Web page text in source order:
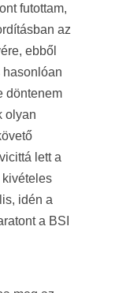
futottam,
az
ebből
hasonlóan
döntenem
olyan
lett a
kivételes
idén a
a BSI